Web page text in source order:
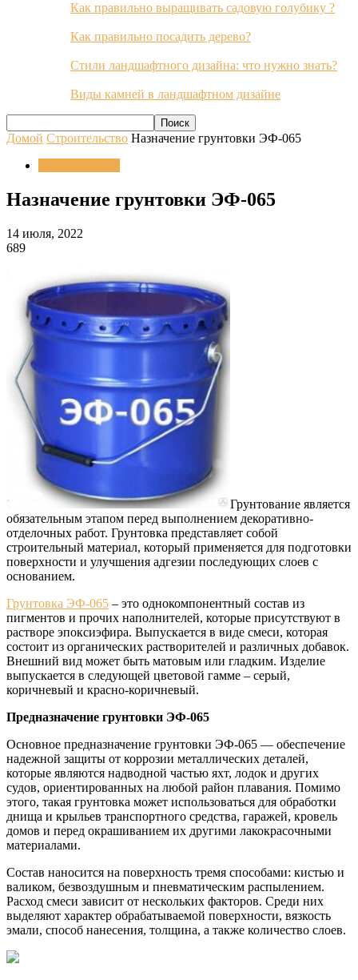
Как правильно выращивать садовую голубику ?
Как правильно посадить дерево?
Стили ландшафтного дизайна: что нужно знать?
Виды камней в ландшафтном дизайне
Домой Строительство Назначение грунтовки ЭФ-065
Назначение грунтовки ЭФ-065
14 июля, 2022
689
Грунтование является
обязательным этапом перед выполнением декоративно-
отделочных работ. Грунтовка представляет собой
строительный материал, который применяется для подготовки
поверхности и улучшения адгезии последующих слоев с
основанием.
Грунтовка ЭФ-065 – это однокомпонентный состав из
пигментов и прочих наполнителей, которые присутствуют в
растворе эпоксиэфира. Выпускается в виде смеси, которая
состоит из органических растворителей и различных добавок.
Внешний вид может быть матовым или гладким. Изделие
выпускается в следующей цветовой гамме – серый,
коричневый и красно-коричневый.
Предназначение грунтовки ЭФ-065
Основное предназначение грунтовки ЭФ-065 — обеспечение
надежной защиты от коррозии металлических деталей,
которые являются надводной частью яхт, лодок и других
судов, ориентированных на любой район плавания. Помимо
этого, такая грунтовка может использоваться для обработки
днища и крыльев транспортного средства, гаражей, кровель
домов и перед окрашиванием их другими лакокрасочными
материалами.
Состав наносится на поверхность тремя способами: кистью и
валиком, безвоздушным и пневматическим распылением.
Расход смеси зависит от нескольких факторов. Среди них
выделяют характер обрабатываемой поверхности, вязкость
эмали, способ нанесения, толщина, а также количество слоев.